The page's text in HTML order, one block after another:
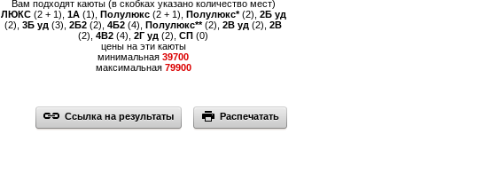
Вам подходят каюты (в скобках указано количество мест)
ЛЮКС(2 + 1), 1А(1), Полулюкс(2 + 1), Полулюкс*(2), 2Б уд
(2), 3Б уд (3), 2Б2 (2), 4Б2 (4), Полулюкс**(2), 2В уд (2), 2В
(2), 4В2 (4), 2Г уд (2), СП (0)
цены на эти каюты
минимальная 39700
максимальная 79900
Ссылка на результаты Распечатать